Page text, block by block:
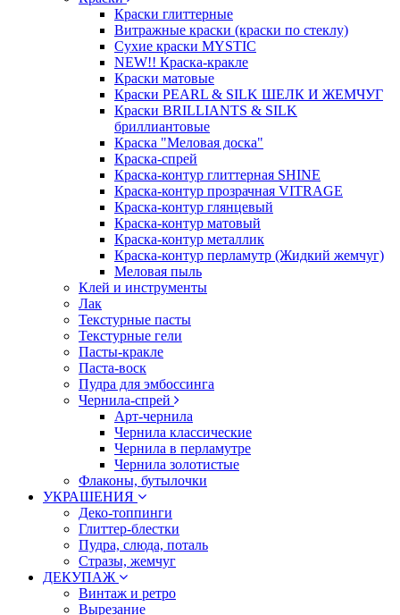
Краски глиттерные
Витражные краски (краски по стеклу)
Сухие краски MYSTIC
NEW!! Краска-кракле
Краски матовые
Краски PEARL & SILK ШЕЛК И ЖЕМЧУГ
Краски BRILLIANTS & SILK
бриллиантовые
Краска "Меловая доска"
Краска-спрей
Краска-контур глиттерная SHINE
Краска-контур прозрачная VITRAGE
Краска-контур глянцевый
Краска-контур матовый
Краска-контур металлик
Краска-контур перламутр (Жидкий жемчуг)
Меловая пыль
Клей и инструменты
Лак
Текстурные пасты
Текстурные гели
Пасты-кракле
Паста-воск
Пудра для эмбоссинга
Чернила-спрей
Арт-чернила
Чернила классические
Чернила в перламутре
Чернила золотистые
Флаконы, бутылочки
УКРАШЕНИЯ
Деко-топпинги
Глиттер-блестки
Пудра, слюда, поталь
Стразы, жемчуг
ДЕКУПАЖ
Винтаж и ретро
Вырезание